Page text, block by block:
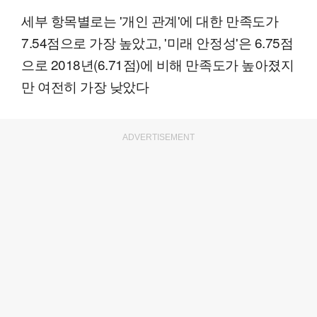
세부 항목별로는 '개인 관계'에 대한 만족도가
7.54점으로 가장 높았고, '미래 안정성'은 6.75점
으로 2018년(6.71점)에 비해 만족도가 높아졌지
만 여전히 가장 낮았다
ADVERTISEMENT